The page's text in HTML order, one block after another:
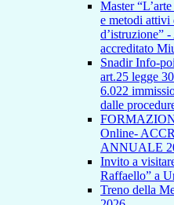
Master
e metodi
d’istruzione”
accreditato
Snadir Info-
art.25 legge
6.022
dalle
Online-
ANNUALE
Invito a
Raffaello” a
Treno della